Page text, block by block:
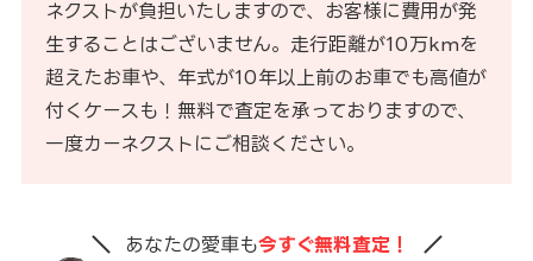
ネクストが負担いたしますので、お客様に費用が発
生することはございません。走行距離が10万kmを
超えたお車や、年式が10年以上前のお車でも高値が
付くケースも！無料で査定を承っておりますので、
一度カーネクストにご相談ください。
あなたの愛車も今すぐ無料査定！